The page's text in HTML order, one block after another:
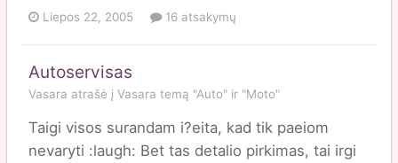
Liepos 22, 2005 16 atsakymų
Autoservisas
Vasara atrašė į Vasara temą "Auto" ir "Moto"
Taigi visos surandam i?eita, kad tik paeiom
nevaryti :laugh: Bet tas detalio pirkimas, tai irgi